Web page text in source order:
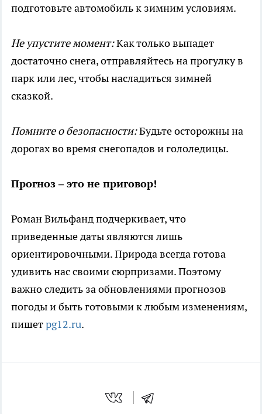
подготовьте автомобиль к зимним условиям.
Не упустите момент:Как только выпадет
достаточно снега, отправляйтесь на прогулку в
парк или лес, чтобы насладиться зимней
сказкой.
Помните о безопасности:Будьте осторожны на
дорогах во время снегопадов и гололедицы.
Прогноз – это не приговор!
Роман Вильфанд подчеркивает, что
приведенные даты являются лишь
ориентировочными. Природа всегда готова
удивить нас своими сюрпризами. Поэтому
важно следить за обновлениями прогнозов
погоды и быть готовыми к любым изменениям,
пишетpg12.ru.